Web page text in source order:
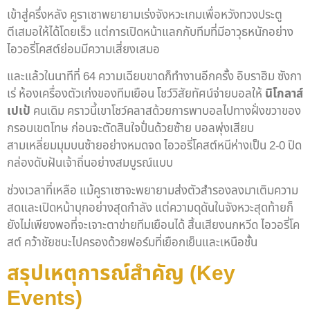
เข้าสู่ครึ่งหลัง คูราเซาพยายามเร่งจังหวะเกมเพื่อหวังทวงประตู
ตีเสมอให้ได้โดยเร็ว แต่การเปิดหน้าแลกกับทีมที่มีอาวุธหนักอย่าง
ไอวอรี่โคสต์ย่อมมีความเสี่ยงเสมอ
และแล้วในนาทีที่ 64 ความเฉียบขาดก็ทำงานอีกครั้ง อิบราฮิม ซังกา
เร่ ห้องเครื่องตัวเก่งของทีมเยือน โชว์วิสัยทัศน์จ่ายบอลให้ นิโกลาส์
เปเป้ คนเดิม คราวนี้เขาโชว์คลาสด้วยการพาบอลไปทางฝั่งขวาของ
กรอบเขตโทษ ก่อนจะตัดสินใจปั่นด้วยซ้าย บอลพุ่งเสียบ
สามเหลี่ยมมุมบนซ้ายอย่างหมดจด ไอวอรี่โคสต์หนีห่างเป็น 2-0 ปิด
กล่องดับฝันเจ้าถิ่นอย่างสมบูรณ์แบบ
ช่วงเวลาที่เหลือ แม้คูราเซาจะพยายามส่งตัวสำรองลงมาเติมความ
สดและเปิดหน้าบุกอย่างสุดกำลัง แต่ความดุดันในจังหวะสุดท้ายก็
ยังไม่เพียงพอที่จะเจาะตาข่ายทีมเยือนได้ สิ้นเสียงนกหวีด ไอวอรี่โค
สต์ คว้าชัยชนะไปครองด้วยฟอร์มที่เยือกเย็นและเหนือชั้น
สรุปเหตุการณ์สำคัญ (Key
Events)